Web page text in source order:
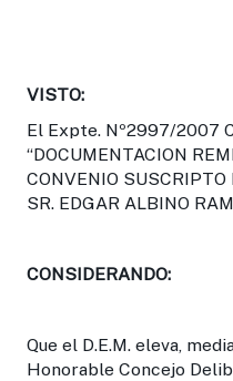
VISTO:
El Expte. Nº2997/2007
“DOCUMENTACION
CONVENIO
SR. EDGAR ALBINO
CONSIDERANDO:
Que el D.E.M. eleva,
Honorable Concejo